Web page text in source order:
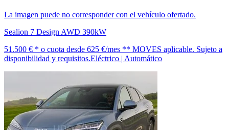
La imagen puede no corresponder con el vehículo ofertado.
Sealion 7 Design AWD 390kW
51.500 € * o cuota desde 625 €/mes ** MOVES aplicable. Sujeto a
disponibilidad y requisitos.Eléctrico | Automático